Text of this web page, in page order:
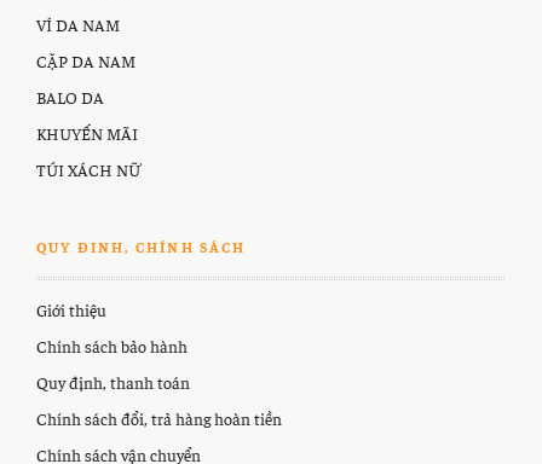
VÍ DA NAM
CẶP DA NAM
BALO DA
KHUYẾN MÃI
TÚI XÁCH NỮ
QUY ĐINH, CHÍNH SÁCH
Giới thiệu
Chính sách bảo hành
Quy định, thanh toán
Chính sách đổi, trả hàng hoàn tiền
Chính sách vận chuyển